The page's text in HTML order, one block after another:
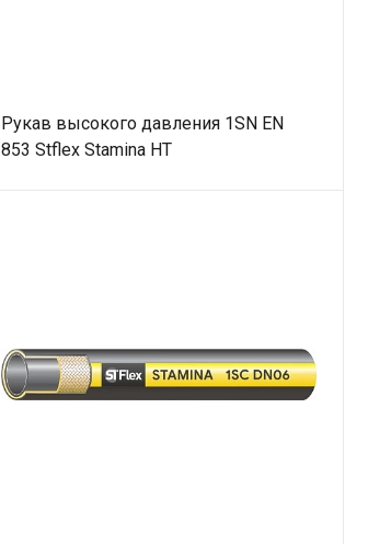
Рукав высокого давления 1SN EN
853 Stflex Stamina HT